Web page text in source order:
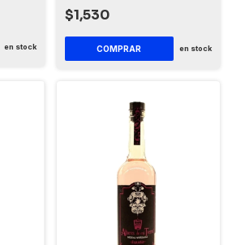
en stock
$1,530
COMPRAR en stock